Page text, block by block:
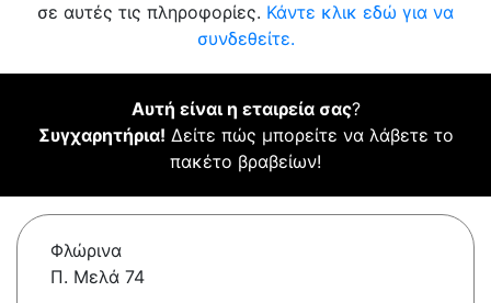
σε αυτές τις πληροφορίες. Κάντε κλικ εδώ για να
συνδεθείτε.
Αυτή είναι η εταιρεία σας?
Συγχαρητήρια! Δείτε πώς μπορείτε να λάβετε το
πακέτο βραβείων!
Φλώρινα
Π. Μελά 74